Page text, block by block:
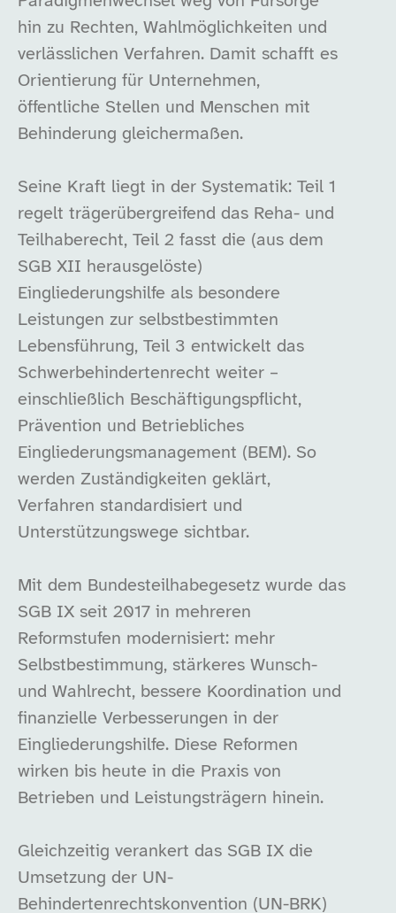
hin zu Rechten, Wahlmöglichkeiten und
verlässlichen Verfahren. Damit schafft es
Orientierung für Unternehmen,
öffentliche Stellen und Menschen mit
Behinderung gleichermaßen.
Seine Kraft liegt in der Systematik: Teil 1
regelt trägerübergreifend das Reha- und
Teilhaberecht, Teil 2 fasst die (aus dem
SGB XII herausgelöste)
Eingliederungshilfe als besondere
Leistungen zur selbstbestimmten
Lebensführung, Teil 3 entwickelt das
Schwerbehindertenrecht weiter –
einschließlich Beschäftigungspflicht,
Prävention und Betriebliches
Eingliederungsmanagement (BEM). So
werden Zuständigkeiten geklärt,
Verfahren standardisiert und
Unterstützungswege sichtbar.
Mit dem Bundesteilhabegesetz wurde das
SGB IX seit 2017 in mehreren
Reformstufen modernisiert: mehr
Selbstbestimmung, stärkeres Wunsch-
und Wahlrecht, bessere Koordination und
finanzielle Verbesserungen in der
Eingliederungshilfe. Diese Reformen
wirken bis heute in die Praxis von
Betrieben und Leistungsträgern hinein.
Gleichzeitig verankert das SGB IX die
Umsetzung der UN-
Behindertenrechtskonvention (UN-BRK)